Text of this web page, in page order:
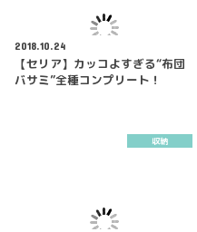
2018.10.24
【セリア】カッコよすぎる“布団
バサミ”全種コンプリート！
収納